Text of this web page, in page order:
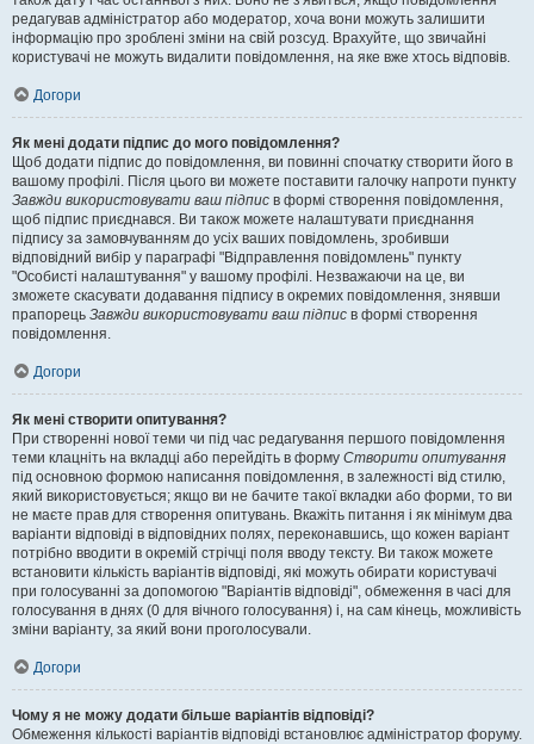
редагував адміністратор або модератор, хоча вони можуть залишити
інформацію про зроблені зміни на свій розсуд. Врахуйте, що звичайні
користувачі не можуть видалити повідомлення, на яке вже хтось відповів.
Догори
Як мені додати підпис до мого повідомлення?
Щоб додати підпис до повідомлення, ви повинні спочатку створити його в
вашому профілі. Після цього ви можете поставити галочку напроти пункту
Завжди використовувати ваш підпис в формі створення повідомлення,
щоб підпис приєднався. Ви також можете налаштувати приєднання
підпису за замовчуванням до усіх ваших повідомлень, зробивши
відповідний вибір у параграфі "Відправлення повідомлень" пункту
"Особисті налаштування" у вашому профілі. Незважаючи на це, ви
зможете скасувати додавання підпису в окремих повідомлення, знявши
прапорець Завжди використовувати ваш підпис в формі створення
повідомлення.
Догори
Як мені створити опитування?
При створенні нової теми чи під час редагування першого повідомлення
теми клацніть на вкладці або перейдіть в форму Створити опитування
під основною формою написання повідомлення, в залежності від стилю,
який використовується; якщо ви не бачите такої вкладки або форми, то ви
не маєте прав для створення опитувань. Вкажіть питання і як мінімум два
варіанти відповіді в відповідних полях, переконавшись, що кожен варіант
потрібно вводити в окремій стрічці поля вводу тексту. Ви також можете
встановити кількість варіантів відповіді, які можуть обирати користувачі
при голосуванні за допомогою "Варіантів відповіді", обмеження в часі для
голосування в днях (0 для вічного голосування) і, на сам кінець, можливість
зміни варіанту, за який вони проголосували.
Догори
Чому я не можу додати більше варіантів відповіді?
Обмеження кількості варіантів відповіді встановлює адміністратор форуму.